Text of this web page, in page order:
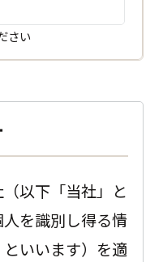
さい
以下「当社」と
を識別し得る情
いいます）を適